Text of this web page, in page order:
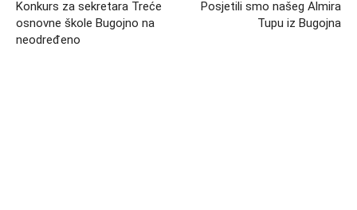
Konkurs za sekretara Treće
osnovne škole Bugojno na
neodređeno
Posjetili smo našeg Almira
Tupu iz Bugojna